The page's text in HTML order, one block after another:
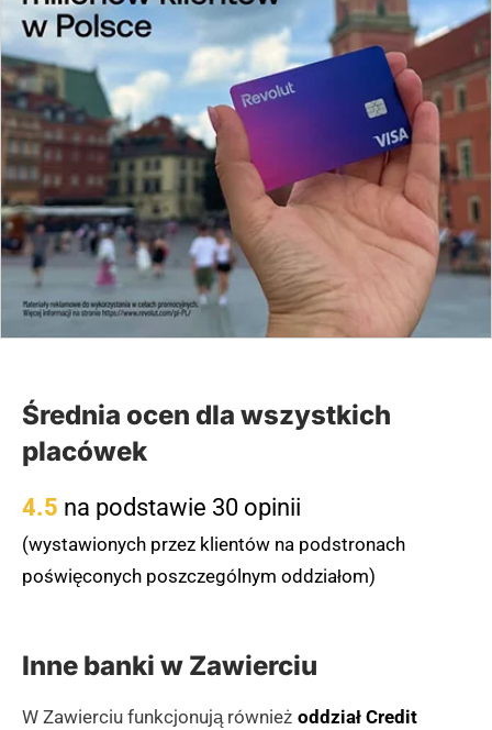
Średnia ocen dla wszystkich
placówek
4.5 na podstawie 30 opinii
(wystawionych przez klientów na podstronach
poświęconych poszczególnym oddziałom)
Inne banki w Zawierciu
W Zawierciu funkcjonują również oddział Credit